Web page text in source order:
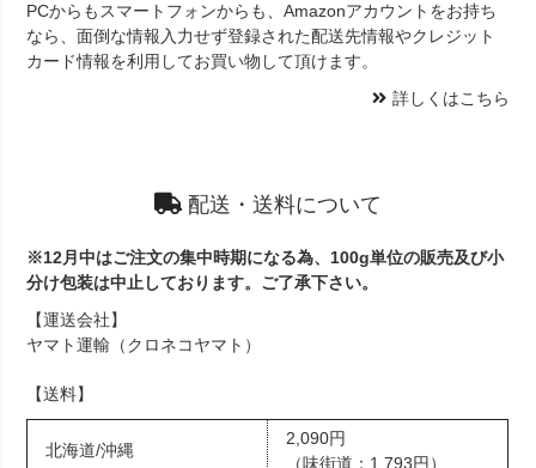
PCからもスマートフォンからも、Amazonアカウントをお持ち
なら、面倒な情報入力せず登録された配送先情報やクレジット
カード情報を利用してお買い物して頂けます。
詳しくはこちら
配送・送料について
※12月中はご注文の集中時期になる為、100g単位の販売及び小
分け包装は中止しております。ご了承下さい。
【運送会社】
ヤマト運輸（クロネコヤマト）
【送料】
北海道/沖縄
2,090円
（味街道：1,793円）